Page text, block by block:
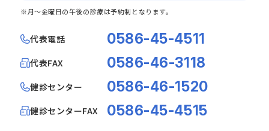
※月～金曜日の午後の診療は予約制となります。
代表電話 0586-45-4511
代表FAX 0586-46-3118
健診センター 0586-46-1520
健診センターFAX 0586-45-4515